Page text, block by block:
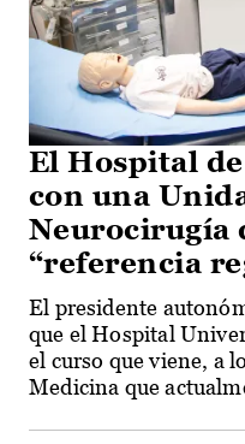
El Hospital
con una
Neurocirugía
“referencia
El presidente
que el Hospital
el curso que viene, a
Medicina que